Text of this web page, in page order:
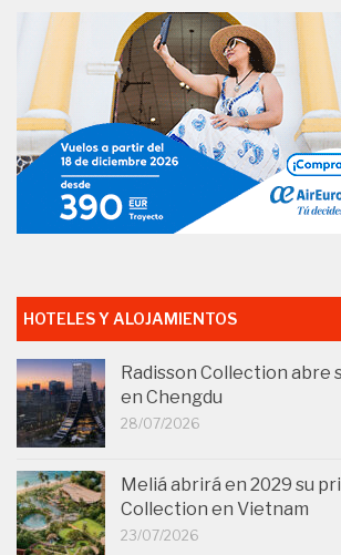
HOTELES Y ALOJAMIENTOS
Radisson Collection abre
en Chengdu
28/07/2026
Meliá abrirá en 2029 su
Collection en Vietnam
23/07/2026